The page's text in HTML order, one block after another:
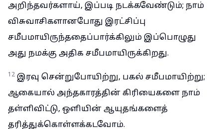
அறிந்தவர்களாய், இப்படி நடக்கவேண்டும்; நாம்
விசுவாசிகளானபோது இரட்சிப்பு
சமீபமாயிருந்ததைப்பார்க்கிலும் இப்பொழுது
அது நமக்கு அதிக சமீபமாயிருக்கிறது.
12 இரவு சென்றுபோயிற்று, பகல் சமீபமாயிற்று;
ஆகையால் அந்தகாரத்தின் கிரியைகளை நாம்
தள்ளிவிட்டு, ஒளியின் ஆயுதங்களைத்
தரித்துக்கொள்ளக்கடவோம்.